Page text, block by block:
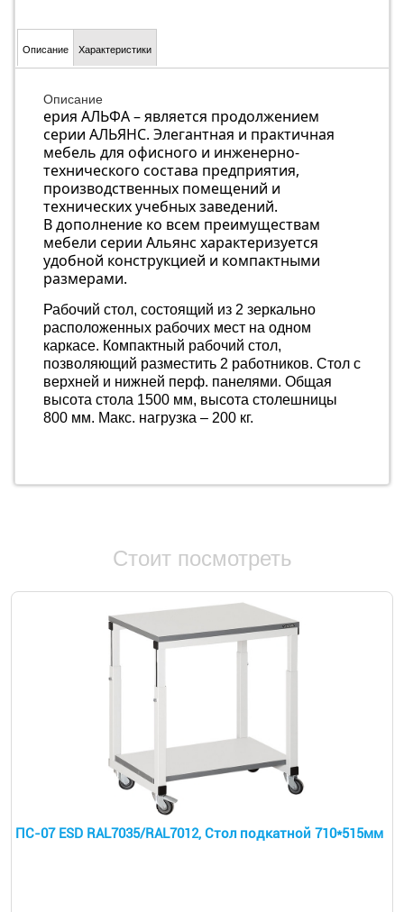
Описание Характеристики
Описание
ерия АЛЬФА – является продолжением
серии АЛЬЯНС. Элегантная и практичная
мебель для офисного и инженерно-
технического состава предприятия,
производственных помещений и
технических учебных заведений.
В дополнение ко всем преимуществам
мебели серии Альянс характеризуется
удобной конструкцией и компактными
размерами.
Рабочий стол, состоящий из 2 зеркально
расположенных рабочих мест на одном
каркасе. Компактный рабочий стол,
позволяющий разместить 2 работников. Стол с
верхней и нижней перф. панелями. Общая
высота стола 1500 мм, высота столешницы
800 мм. Макс. нагрузка – 200 кг.
Стоит посмотреть
ПС-07 ESD RAL7035/RAL7012, Стол подкатной 710*515мм